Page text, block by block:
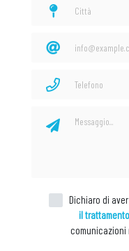
Dichiaro di
il
comunicazioni